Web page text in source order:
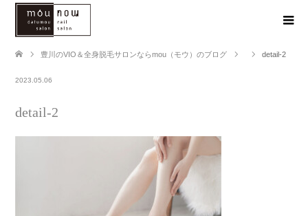
豊川のVIO＆全身脱毛サロンならmou（モウ）のブログ detail-2
2023.05.06
detail-2